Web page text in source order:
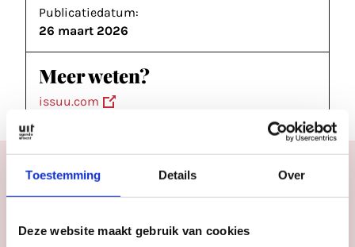
Toestemming Details Over
Deze website maakt gebruik van cookies
Publicatiedatum:
26 maart 2026
Meer weten?
issuu.com
Vorige edities